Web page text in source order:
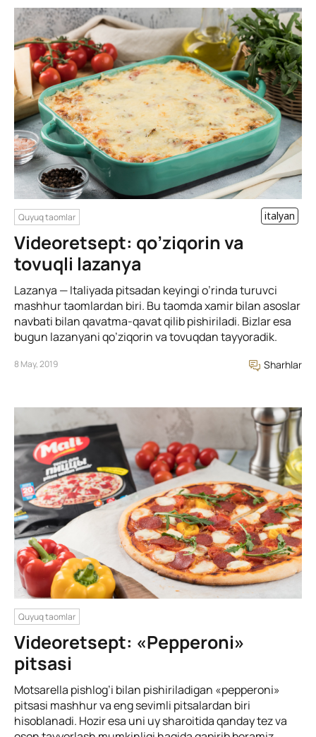
Quyuq taomlar italyan
Videoretsept: qo’ziqorin va
tovuqli lazanya
Lazanya — Italiyada pitsadan keyingi o’rinda turuvci
mashhur taomlardan biri. Bu taomda xamir bilan asoslar
navbati bilan qavatma-qavat qilib pishiriladi. Bizlar esa
bugun lazanyani qo’ziqorin va tovuqdan tayyoradik.
8 May, 2019 Sharhlar
Quyuq taomlar
Videoretsept: «Pepperoni»
pitsasi
Motsarella pishlog’i bilan pishiriladigan «pepperoni»
pitsasi mashhur va eng sevimli pitsalardan biri
hisoblanadi. Hozir esa uni uy sharoitida qanday tez va